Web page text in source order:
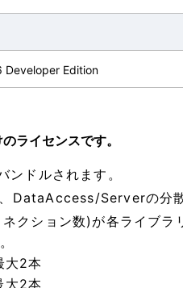
Developer Edition
ライセンスです。
ドルされます。
DataAccess/Serverの分散
クション数)が各ライブ
2本
2本